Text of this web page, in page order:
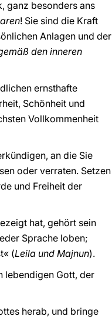
ganz besonders ans
! Sie sind die Kraft
Anlagen und der
den inneren
ernsthafte
Schönheit und
Vollkommenheit
an die Sie
oder verraten. Setzen
und Freiheit der
hat, gehört sein
Sprache loben;
(Leila und Majnun).
lebendigen Gott, der
herab, und bringe